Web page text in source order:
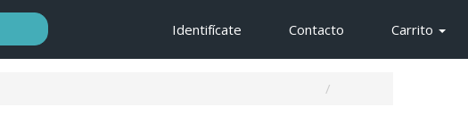
Identifícate Contacto Carrito